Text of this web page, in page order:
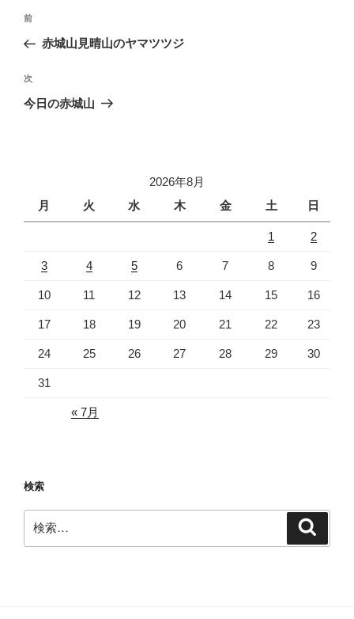
投
ナ
ビ
ゲ
前
の
稿
前
赤城山見晴山のヤマツツジ
次
の
次
今日の赤城山
2026年8月
月
火 水 木 金 土 日
1 2
3 4 5 6 7 8 9
10 11 12 13 14 15 16
17 18 19 20 21 22 23
24 25 26 27 28 29 30
31
« 7月
検索
索: